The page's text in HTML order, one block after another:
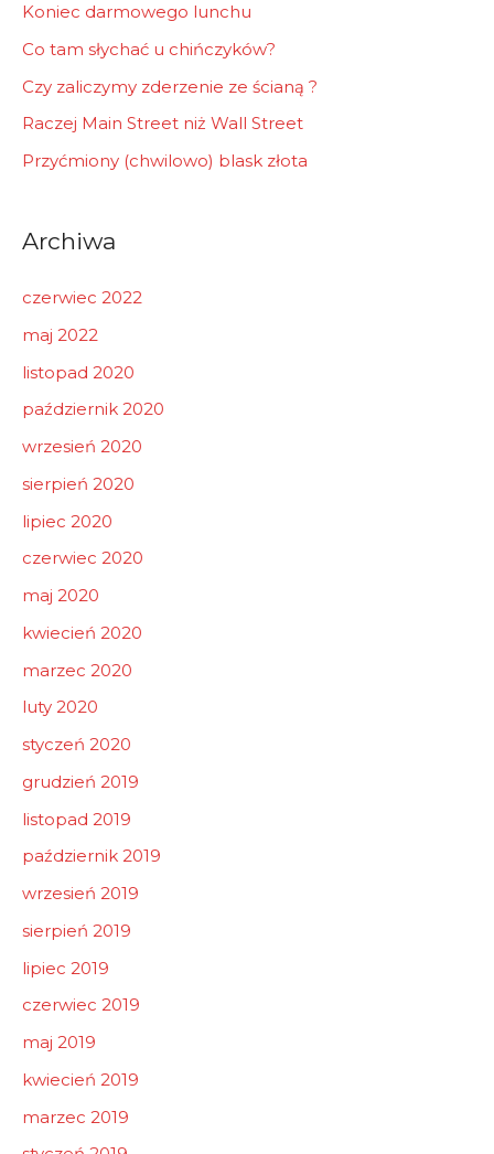
Koniec darmowego lunchu
Co tam słychać u chińczyków?
Czy zaliczymy zderzenie ze ścianą ?
Raczej Main Street niż Wall Street
Przyćmiony (chwilowo) blask złota
Archiwa
czerwiec 2022
maj 2022
listopad 2020
październik 2020
wrzesień 2020
sierpień 2020
lipiec 2020
czerwiec 2020
maj 2020
kwiecień 2020
marzec 2020
luty 2020
styczeń 2020
grudzień 2019
listopad 2019
październik 2019
wrzesień 2019
sierpień 2019
lipiec 2019
czerwiec 2019
maj 2019
kwiecień 2019
marzec 2019